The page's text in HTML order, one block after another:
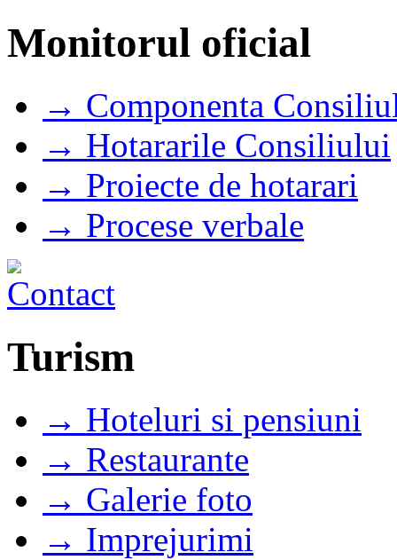
Monitorul oficial
→ Componenta
→ Hotararile Consiliului
→ Proiecte de hotarari
→ Procese verbale
Turism
→ Hoteluri si pensiuni
→ Restaurante
→ Galerie foto
→ Imprejurimi